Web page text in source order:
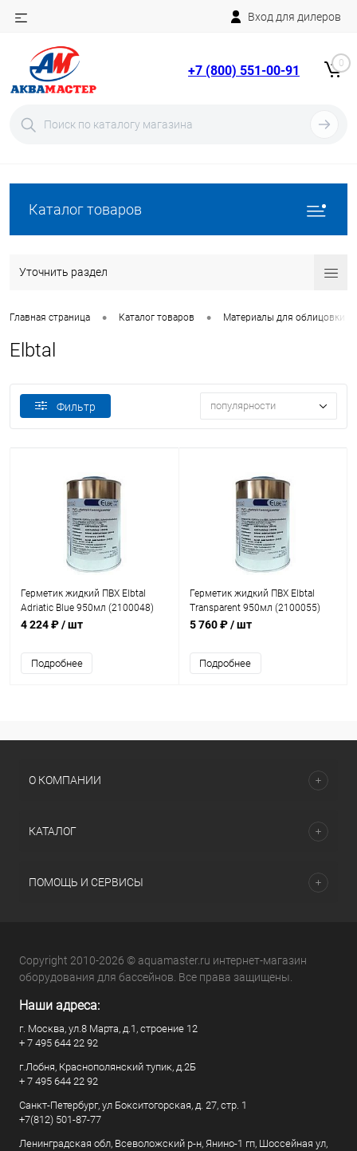
Вход для дилеров
+7 (800) 551-00-91 0
Каталог товаров
Уточнить раздел
Главная страница • Каталог товаров • Материалы для облицовки
Elbtal
Фильтр популярности
Герметик жидкий ПВХ Elbtal
Adriatic Blue 950мл (2100048)
4 224 ₽/ шт
Подробнее
Герметик жидкий ПВХ Elbtal
Transparent 950мл (2100055)
5 760 ₽/ шт
Подробнее
О КОМПАНИИ
КАТАЛОГ
ПОМОЩЬ И СЕРВИСЫ
Copyright 2010-2026 © aquamaster.ru интернет-магазин
оборудования для бассейнов. Все права защищены.
Наши адреса:
г. Москва, ул.8 Марта, д.1, строение 12
+ 7 495 644 22 92
г.Лобня, Краснополянский тупик, д.2Б
+ 7 495 644 22 92
Санкт-Петербург, ул Бокситогорская, д. 27, стр. 1
+7(812) 501-87-77
Ленинградская обл, Всеволожский р-н, Янино-1 гп, Шоссейная ул,